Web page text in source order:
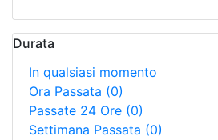
Durata
In qualsiasi momento
Ora Passata (0)
Passate 24 Ore (0)
Settimana Passata (0)